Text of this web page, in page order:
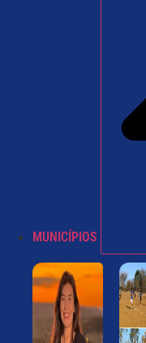
MUNICÍPIOS